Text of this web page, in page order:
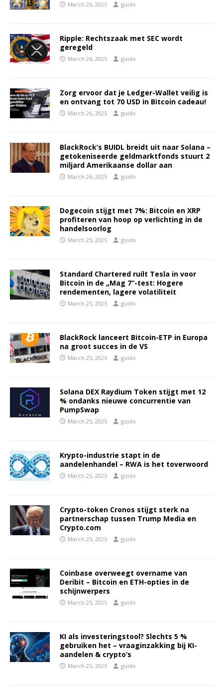
March 26, 2025 guido
Ripple: Rechtszaak met SEC wordt
geregeld
March 26, 2025 guido
Zorg ervoor dat je Ledger-Wallet veilig is
en ontvang tot 70 USD in Bitcoin cadeau!
March 26, 2025 guido
BlackRock’s BUIDL breidt uit naar Solana –
getokeniseerde geldmarktfonds stuurt 2
miljard Amerikaanse dollar aan
March 26, 2025 guido
Dogecoin stijgt met 7%: Bitcoin en XRP
profiteren van hoop op verlichting in de
handelsoorlog
March 25, 2025 guido
Standard Chartered ruilt Tesla in voor
Bitcoin in de „Mag 7“-test: Hogere
rendementen, lagere volatiliteit
March 25, 2025 guido
BlackRock lanceert Bitcoin-ETP in Europa
na groot succes in de VS
March 25, 2025 guido
Solana DEX Raydium Token stijgt met 12
% ondanks nieuwe concurrentie van
PumpSwap
March 25, 2025 guido
Krypto-industrie stapt in de
aandelenhandel – RWA is het toverwoord
March 25, 2025 guido
Crypto-token Cronos stijgt sterk na
partnerschap tussen Trump Media en
Crypto.com
March 25, 2025 guido
Coinbase overweegt overname van
Deribit – Bitcoin en ETH-opties in de
schijnwerpers
March 25, 2025 guido
KI als investeringstool? Slechts 5 %
gebruiken het – vraaginzakking bij KI-
aandelen & crypto’s
March 25, 2025 guido